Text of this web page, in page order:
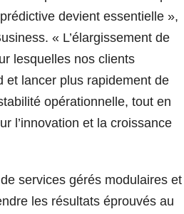
devient essentielle »,
« L’élargissement de
lesquelles nos clients
et lancer plus rapidement de
opérationnelle, tout en
l’innovation et la croissance
services gérés modulaires et
les résultats éprouvés au